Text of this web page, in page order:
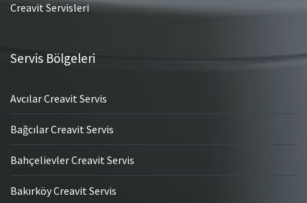
Creavit Servisleri
Servis Bölgeleri
Avcılar Creavit Servis
Bağcılar Creavit Servis
Bahçelievler Creavit Servis
Bakırköy Creavit Servis